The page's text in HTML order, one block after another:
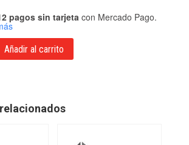
pagos sin tarjeta con Mercado Pago.
Añadir al carrito